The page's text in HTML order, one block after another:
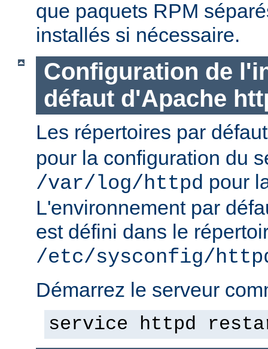
que paquets RPM
installés si nécessaire.
Configuration de
défaut d'Apache
Les répertoires par
pour la configuration du
/var/log/httpd pour
L'environnement par
est défini dans le
/etc/sysconfig/
Démarrez le serveur
service httpd